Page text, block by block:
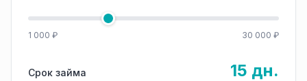
1 000 ₽ 30 000 ₽
Срок займа 15 дн.